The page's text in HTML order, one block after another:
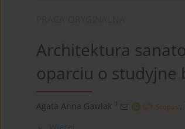
Architektura
oparciu o studyjne
Agata Anna Gawlak 1 ,